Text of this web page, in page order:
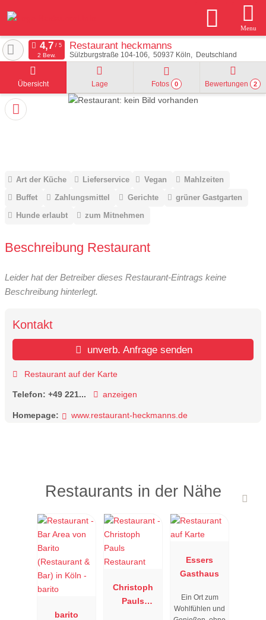
Menu
Restaurant heckmanns
Sülzburgstraße 104-106 50937 Köln Deutschland
2 Bew.
Übersicht Lage Fotos 0 Bewertungen 2
Art der Küche Lieferservice Vegan
Mahlzeiten
Buffet
Zahlungsmittel Gerichte
grüner Gastgarten
Hunde erlaubt
zum Mitnehmen
Beschreibung Restaurant
Leider hat der Betreiber dieses Restaurant-Eintrags keine
Beschreibung hinterlegt.
Kontakt
unverb. Anfrage senden
Restaurant auf der Karte
Telefon: +49 221... anzeigen
Homepage: www.restaurant-heckmanns.de
Restaurants in der Nähe
barito
Christoph
Pauls
Essers
Gasthaus
Ein Ort zum
Wohlfühlen und